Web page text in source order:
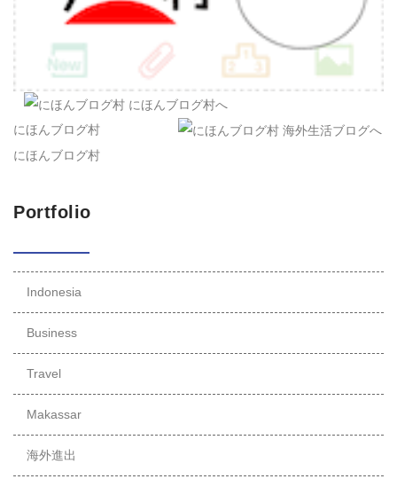
にほんブログ村
にほんブログ村
Portfolio
Indonesia
Business
Travel
Makassar
海外進出